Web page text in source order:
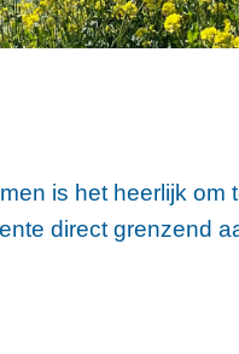
is het heerlijk om
direct grenzend